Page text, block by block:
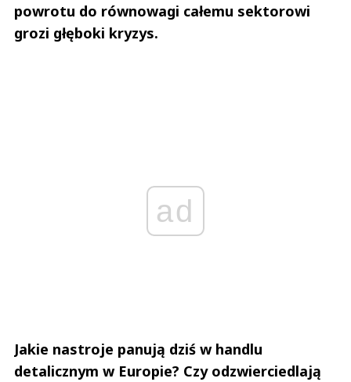
powrotu do równowagi całemu sektorowi
grozi głęboki kryzys.
ad
Jakie nastroje panują dziś w handlu
detalicznym w Europie? Czy odzwierciedlają